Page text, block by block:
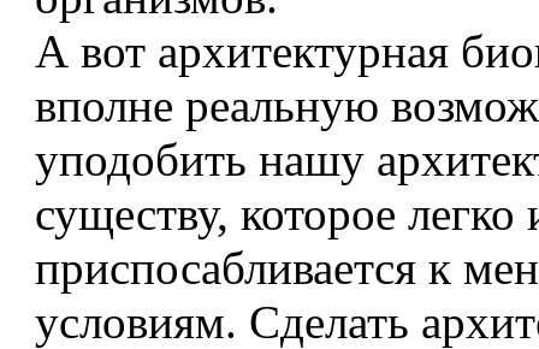
А вот архитектурная
вполне реальную
уподобить нашу
существу, которое легко
приспосабливается к
условиям. Сделать